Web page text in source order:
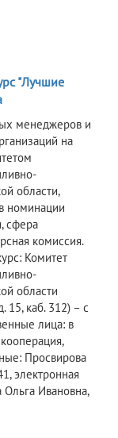
"Лучшие
менеджеров и
на
области,
номинации
сфера
комиссия.
Комитет
области
15, каб. 312) – c
лица: в
Просвирова
электронная
Ивановна,